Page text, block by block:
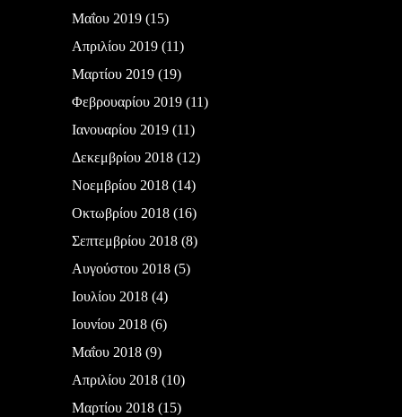
Μαΐου 2019(15)
Απριλίου 2019(11)
Μαρτίου 2019(19)
Φεβρουαρίου 2019(11)
Ιανουαρίου 2019(11)
Δεκεμβρίου 2018(12)
Νοεμβρίου 2018(14)
Οκτωβρίου 2018(16)
Σεπτεμβρίου 2018(8)
Αυγούστου 2018(5)
Ιουλίου 2018(4)
Ιουνίου 2018(6)
Μαΐου 2018(9)
Απριλίου 2018(10)
Μαρτίου 2018(15)